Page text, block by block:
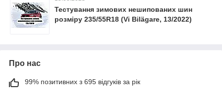
Тестування зимових нешипованих шин
розміру 235/55R18 (Vi Bilägare, 13/2022)
Про нас
99% позитивних з 695 відгуків за рік